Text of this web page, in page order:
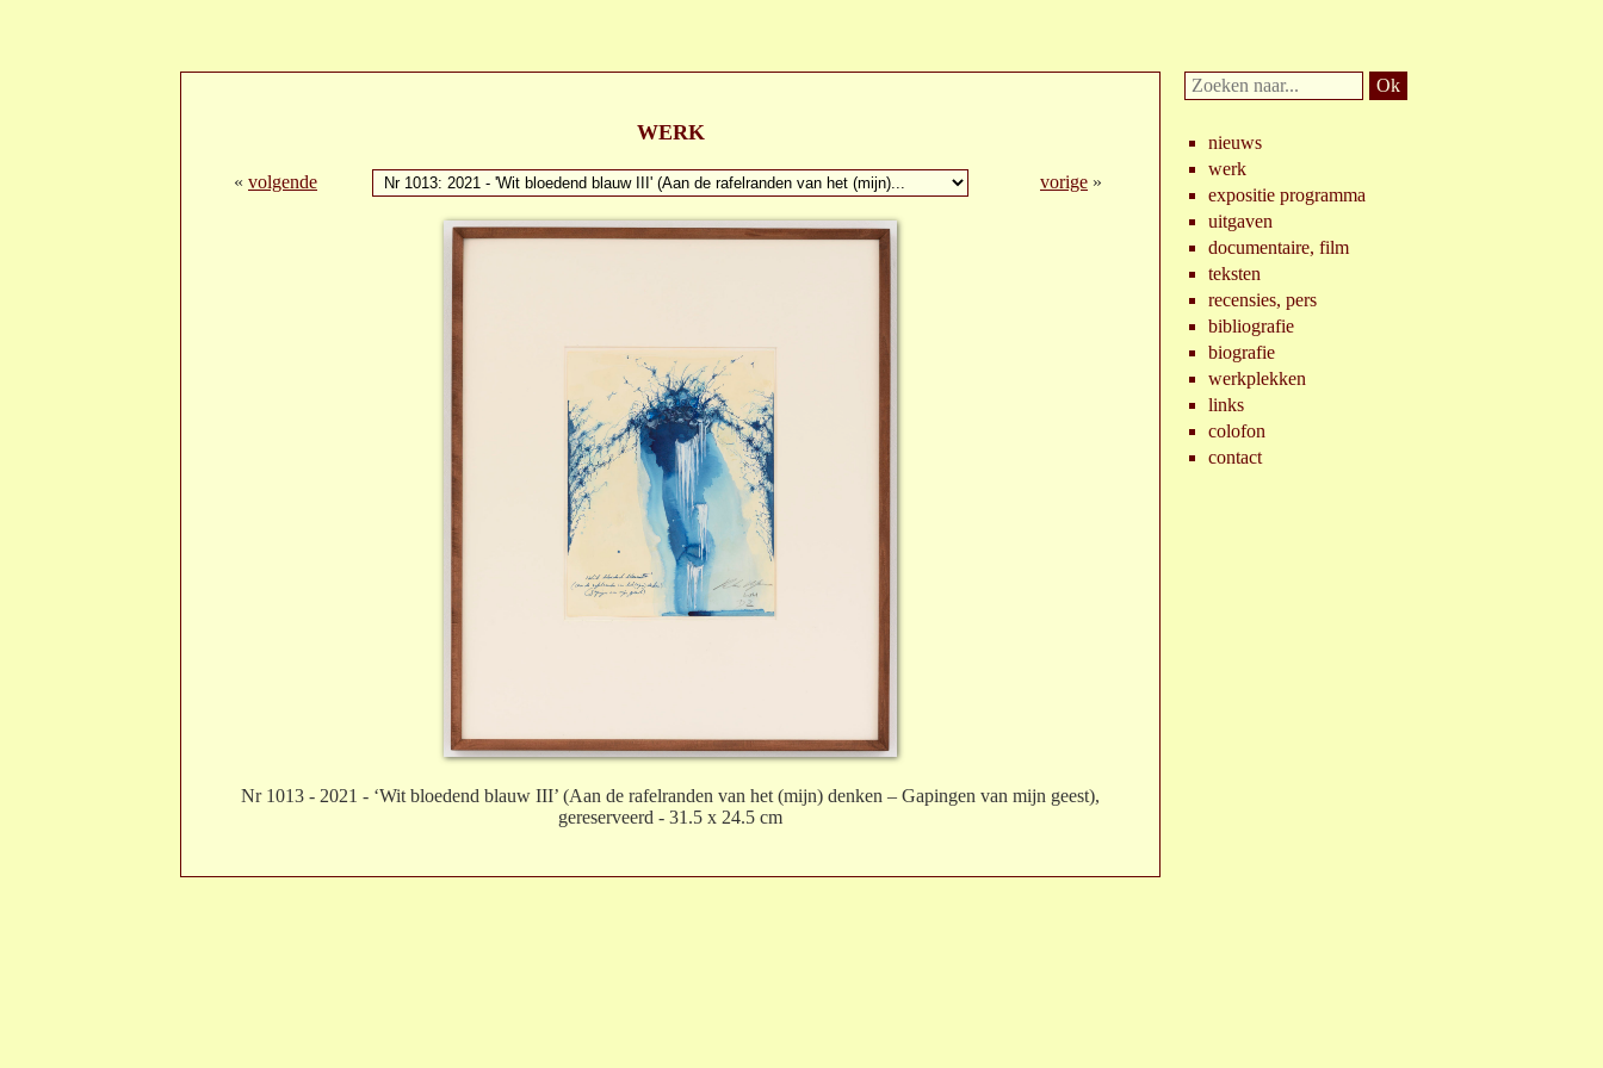
WERK
« volgende vorige »
Nr 1013 - 2021 - ‘Wit bloedend blauw III’ (Aan de rafelranden van het (mijn) denken – Gapingen van mijn geest),
gereserveerd - 31.5 x 24.5 cm
Doorzoek
website:
nieuws
werk
expositie programma
uitgaven
documentaire, film
teksten
recensies, pers
bibliografie
biografie
werkplekken
links
colofon
contact